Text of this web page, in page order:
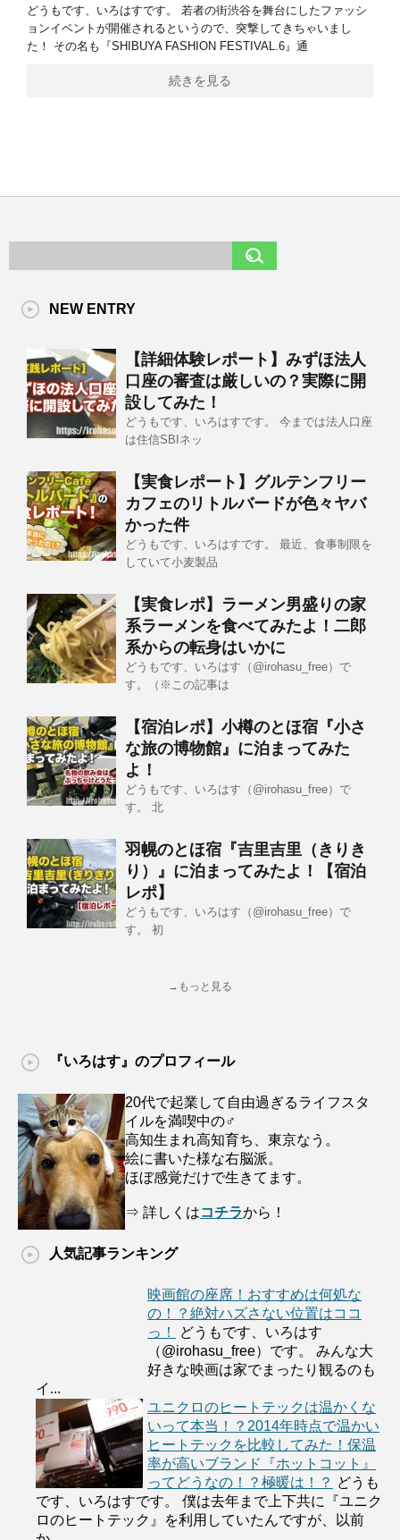
どうもです、いろはすです。 若者の街渋谷を舞台にしたファッシ
ョンイベントが開催されるというので、突撃してきちゃいまし
た！ その名も『SHIBUYA FASHION FESTIVAL.6』通
続きを見る
NEW ENTRY
【詳細体験レポート】みずほ法人
口座の審査は厳しいの？実際に開
設してみた！
どうもです、いろはすです。 今までは法人口座
は住信SBIネッ
【実食レポート】グルテンフリー
カフェのリトルバードが色々ヤバ
かった件
どうもです、いろはすです。 最近、食事制限を
していて小麦製品
【実食レポ】ラーメン男盛りの家
系ラーメンを食べてみたよ！二郎
系からの転身はいかに
どうもです、いろはす（@irohasu_free）で
す。（※この記事は
【宿泊レポ】小樽のとほ宿『小さ
な旅の博物館』に泊まってみた
よ！
どうもです、いろはす（@irohasu_free）で
す。 北
羽幌のとほ宿『吉里吉里（きりき
り）』に泊まってみたよ！【宿泊
レポ】
どうもです、いろはす（@irohasu_free）で
す。 初
→もっと見る
『いろはす』のプロフィール
20代で起業して自由過ぎるライフスタ
イルを満喫中の♂
高知生まれ高知育ち、東京なう。
絵に書いた様な右脳派。
ほぼ感覚だけで生きてます。
⇒ 詳しくはコチラから！
人気記事ランキング
映画館の座席！おすすめは何処な
の！？絶対ハズさない位置はココ
っ！
どうもです、いろはす
（@irohasu_free）です。 みんな大
好きな映画は家でまったり観るのも
イ...
ユニクロのヒートテックは温かくな
いって本当！？2014年時点で温かい
ヒートテックを比較してみた！保温
率が高いブランド『ホットコット』
ってどうなの！？極暖は！？ どうも
です、いろはすです。 僕は去年まで上下共に『ユニク
ロのヒートテック』を利用していたんですが、以前